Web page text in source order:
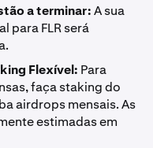
a terminar:A sua
para FLR será
Flexível: Para
faça staking do
airdrops mensais. As
estimadas em